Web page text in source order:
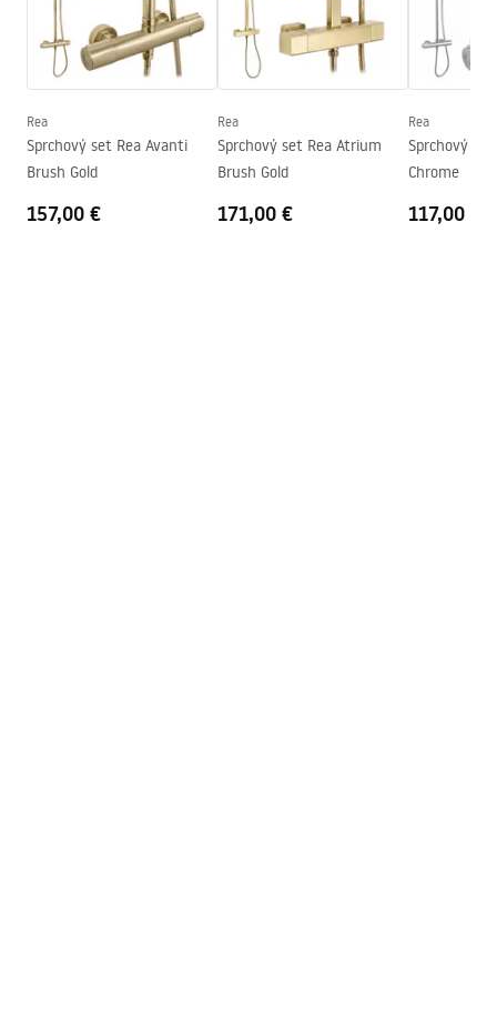
zhromaždenie
Na detskom bazéne resp
Výška
1900
mm
Smer kabíny
Univerzálny
Záruka
Poťah Easy Clean
Nie
Rea
Sprchový set Rea Avanti
Brush Gold
157,00 €
Rea
Sprchový set Rea Atrium
Brush Gold
171,00 €
Rea
Sprchový
Chrome
117,00 €